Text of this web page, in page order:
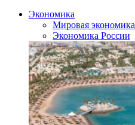
Экономика
Мировая экономика
Экономика России